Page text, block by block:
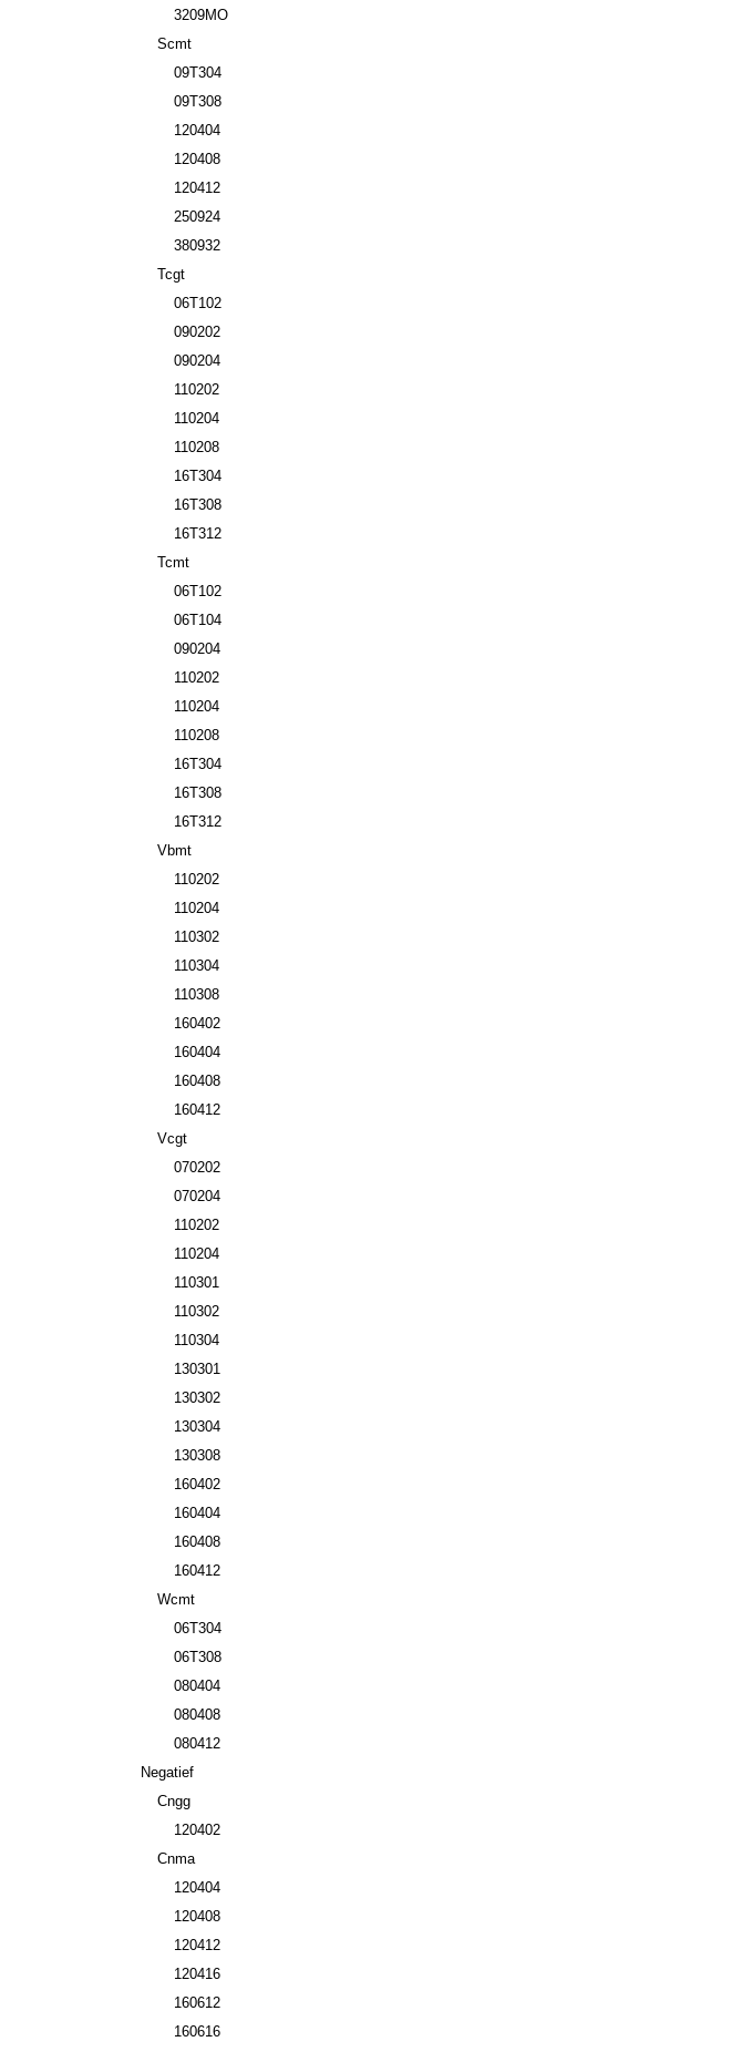
3209MO
Scmt
09T304
09T308
120404
120408
120412
250924
380932
Tcgt
06T102
090202
090204
110202
110204
110208
16T304
16T308
16T312
Tcmt
06T102
06T104
090204
110202
110204
110208
16T304
16T308
16T312
Vbmt
110202
110204
110302
110304
110308
160402
160404
160408
160412
Vcgt
070202
070204
110202
110204
110301
110302
110304
130301
130302
130304
130308
160402
160404
160408
160412
Wcmt
06T304
06T308
080404
080408
080412
Negatief
Cngg
120402
Cnma
120404
120408
120412
120416
160612
160616